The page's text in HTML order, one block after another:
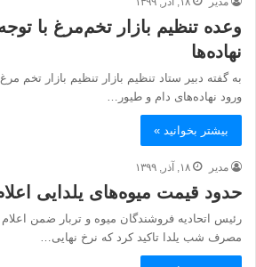
وعده تنظیم بازار تخم‌مرغ با
نهاده‌ها
به گفته دبیر ستاد تنظیم بازار تنظیم بازار تخم
ورود نهاده‌های دام و طیور…
بیشتر بخوانید »
مدیر ۱۸, آذر, ۱۳۹۹
حدود قیمت میوه‌های یلدایی
رئیس اتحادیه فروشندگان میوه و تر‌بار ضمن
مصرف شب یلدا تاکید کرد که نرخ نهایی…